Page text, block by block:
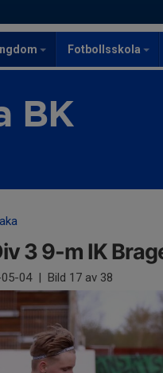
Fotbollsskola
BK
3 9-m IK
04 | Bild 17 av 38